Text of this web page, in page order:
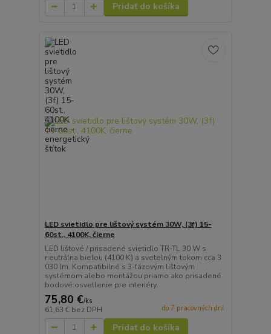
Pridať do košíka
LED svietidlo pre lištový systém 30W, (3f) 15-
60st., 4100K, čierne
LED lištové / prisadené svietidlo TR-TL 30 W s
neutrálna bielou (4100 K) a svetelným tokom cca 3
030 lm. Kompatibilné s 3-fázovým lištovým
systémom alebo montážou priamo ako prisadené
bodové osvetlenie pre interiéry.
75,80 €/ks
61,63 € bez DPH do 7 pracovných dní
Pridať do košíka